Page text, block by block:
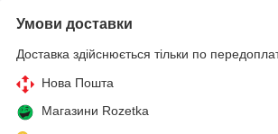
Умови доставки
Доставка здійснюється тільки по
Нова Пошта
Магазини Rozetka